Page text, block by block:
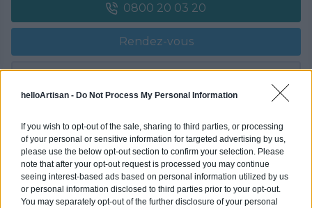
helloArtisan - Do Not Process My Personal Information
If you wish to opt-out of the sale, sharing to third parties, or processing
of your personal or sensitive information for targeted advertising by us,
please use the below opt-out section to confirm your selection. Please
note that after your opt-out request is processed you may continue
seeing interest-based ads based on personal information utilized by us
or personal information disclosed to third parties prior to your opt-out.
You may separately opt-out of the further disclosure of your personal
0800 20 03 20
Rendez-vous
Devis
Partenaire
POLYGONE ENERGIE